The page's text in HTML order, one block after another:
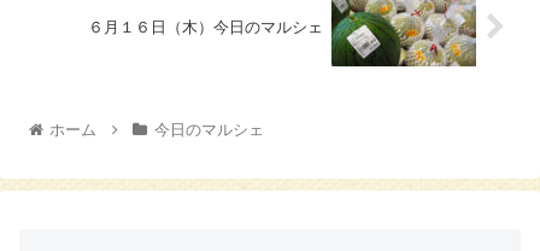
６月１６日（木）今日のマルシェ
ホーム 今日のマルシェ